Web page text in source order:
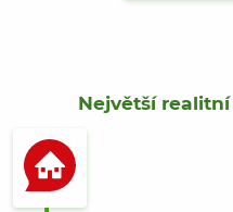
Největší